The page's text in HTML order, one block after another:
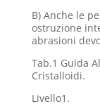
B) Anche le
ostruzione
abrasioni
Tab.1 Guida
Cristalloidi.
Livello1.